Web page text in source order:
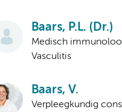
Baars, P.L. (Dr.)
Medisch
Vasculitis
Baars, V.
Verpleegkundig